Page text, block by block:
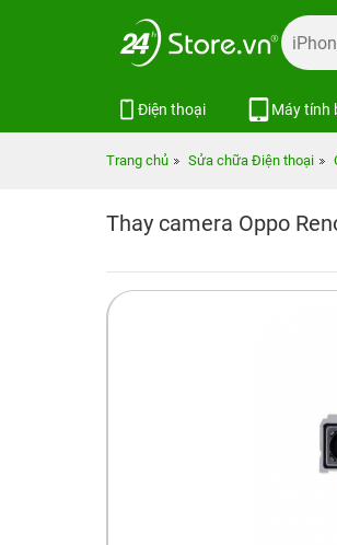
Điện thoại Máy tính
Trang chủ Sửa chữa Điện thoại
Thay camera Oppo